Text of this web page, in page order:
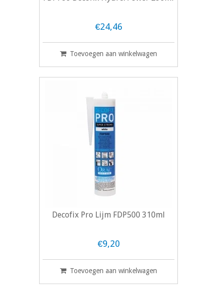
€24,46
Toevoegen aan winkelwagen
Decofix Pro Lijm FDP500 310ml
€9,20
Toevoegen aan winkelwagen